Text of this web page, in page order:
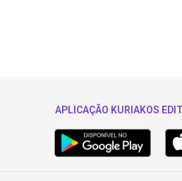
APLICAÇÃO KURIAKOS